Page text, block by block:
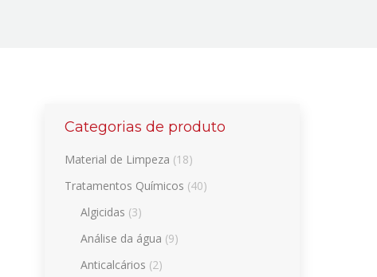
Categorias de produto
Material de Limpeza (18)
Tratamentos Químicos (40)
Algicidas (3)
Análise da água (9)
Anticalcários (2)